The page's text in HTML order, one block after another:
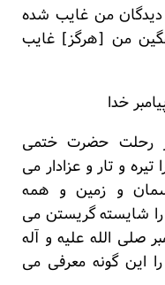
دیدگان من غایب شده
من [هرگز] غایب
خدا
رحلت حضرت ختمی
و تار و عزادار می
و زمین و همه
را شایسته گریستن می
صلی الله علیه و آله
این گونه معرفی می